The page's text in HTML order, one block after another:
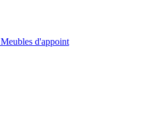
Meubles d'appoint